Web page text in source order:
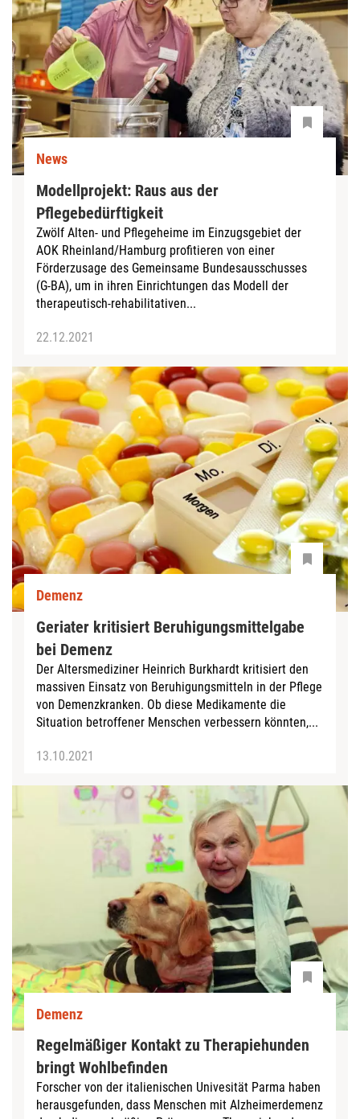
News
Modellprojekt: Raus aus der
Pflegebedürftigkeit
Zwölf Alten- und Pflegeheime im Einzugsgebiet der
AOK Rheinland/Hamburg profitieren von einer
Förderzusage des Gemeinsame Bundesausschusses
(G-BA), um in ihren Einrichtungen das Modell der
therapeutisch-rehabilitativen...
22.12.2021
Demenz
Geriater kritisiert Beruhigungsmittelgabe
bei Demenz
Der Altersmediziner Heinrich Burkhardt kritisiert den
massiven Einsatz von Beruhigungsmitteln in der Pflege
von Demenzkranken. Ob diese Medikamente die
Situation betroffener Menschen verbessern könnten,...
13.10.2021
Demenz
Regelmäßiger Kontakt zu Therapiehunden
bringt Wohlbefinden
Forscher von der italienischen Univesität Parma haben
herausgefunden, dass Menschen mit Alzheimerdemenz